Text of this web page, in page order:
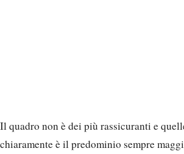
Il quadro non è dei più rassicuranti e
chiaramente è il predominio sempre